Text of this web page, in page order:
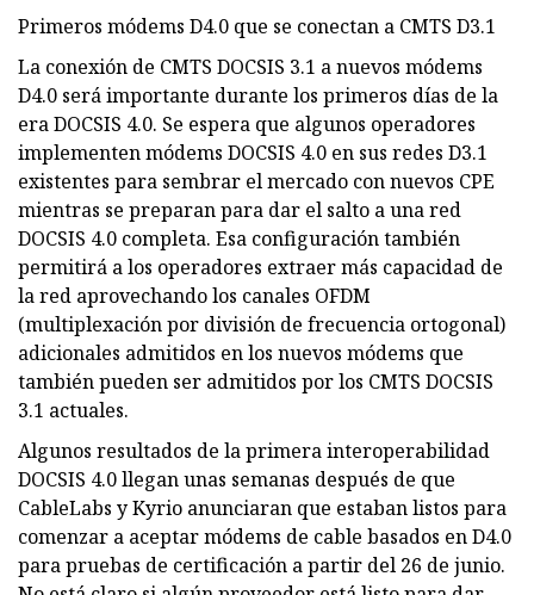
Primeros módems D4.0 que se conectan a CMTS D3.1
La conexión de CMTS DOCSIS 3.1 a nuevos módems
D4.0 será importante durante los primeros días de la
era DOCSIS 4.0. Se espera que algunos operadores
implementen módems DOCSIS 4.0 en sus redes D3.1
existentes para sembrar el mercado con nuevos CPE
mientras se preparan para dar el salto a una red
DOCSIS 4.0 completa. Esa configuración también
permitirá a los operadores extraer más capacidad de
la red aprovechando los canales OFDM
(multiplexación por división de frecuencia ortogonal)
adicionales admitidos en los nuevos módems que
también pueden ser admitidos por los CMTS DOCSIS
3.1 actuales.
Algunos resultados de la primera interoperabilidad
DOCSIS 4.0 llegan unas semanas después de que
CableLabs y Kyrio anunciaran que estaban listos para
comenzar a aceptar módems de cable basados ​​en D4.0
para pruebas de certificación a partir del 26 de junio.